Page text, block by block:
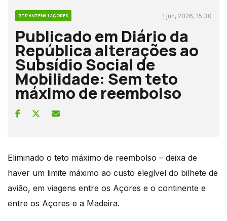
RTP ANTENA 1 AÇORES 1 jun, 2026, 15:30
Publicado em Diário da
República alterações ao
Subsídio Social de
Mobilidade: Sem teto
máximo de reembolso
Eliminado o teto máximo de reembolso – deixa de
haver um limite máximo ao custo elegível do bilhete de
avião, em viagens entre os Açores e o continente e
entre os Açores e a Madeira.